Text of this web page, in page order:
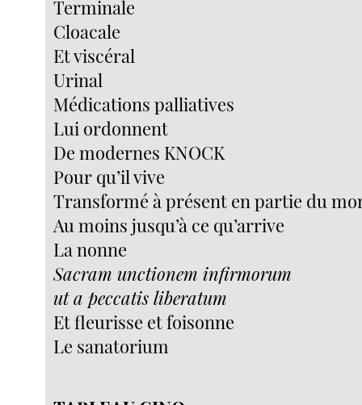
Terminale
Cloacale
Et viscéral
Urinal
Médications palliatives
Lui ordonnent
De modernes KNOCK
Pour qu’il vive
Transformé à présent en partie du
Au moins jusqu’à ce qu’arrive
La nonne
Sacram unctionem infirmorum
ut a peccatis liberatum
Et fleurisse et foisonne
Le sanatorium